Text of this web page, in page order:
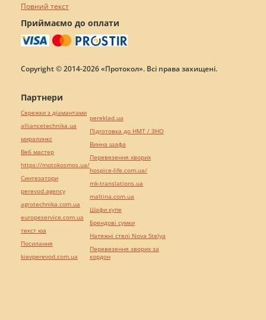
Повний текст
Приймаємо до оплати
Copyright © 2014-2026 «Протокол». Всі права захищені.
Партнери
Сережки з діамантами
alliancetechnika.ua
миралинкс
Веб мастер
https://motokosmos.ua/
Синтезатори
perevod.agency
agrotechnika.com.ua
europeservice.com.ua
текст юа
Посилання
kievperevod.com.ua
pereklad.ua
Підготовка до НМТ / ЗНО
Винна шафа
Перевезення хворих
hospice-life.com.ua/
mk-translations.ua
maltina.com.ua
Шафи купе
Брендові сумки
Натяжні стелі Nova Stelya
Перевезення хворих за
кордон